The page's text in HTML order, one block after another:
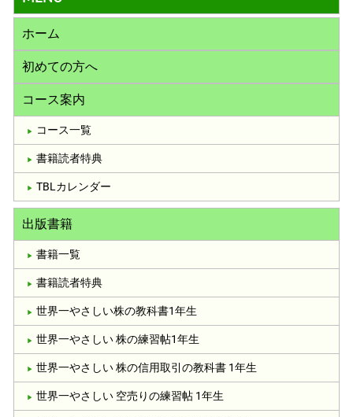
ホーム
初めての方へ
コース案内
コース一覧
書籍読者特典
TBLカレンダー
出版書籍
書籍一覧
書籍読者特典
世界一やさしい株の教科書1年生
世界一やさしい 株の練習帖1年生
世界一やさしい 株の信用取引の教科書 1年生
世界一やさしい 空売りの練習帖 1年生